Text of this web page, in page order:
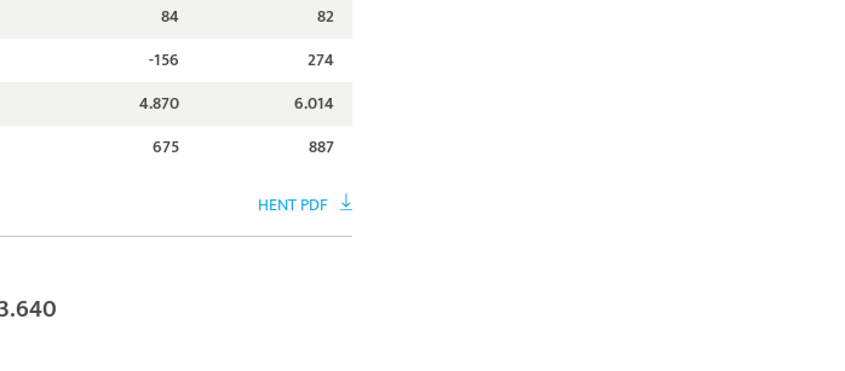
84
82
-156
274
4.870
6.014
675 887
HENT PDF